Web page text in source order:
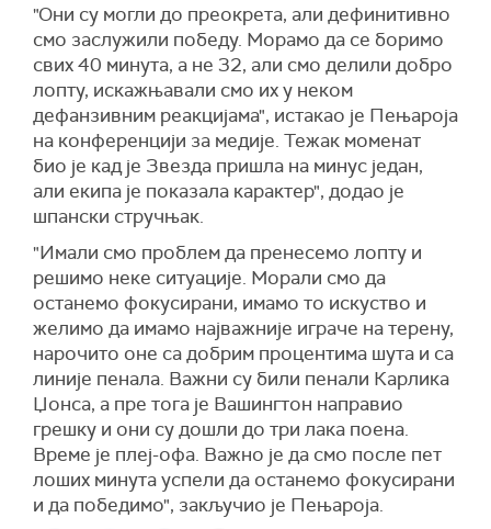
"Они су могли до преокрета, али дефинитивно
смо заслужили победу. Морамо да се боримо
свих 40 минута, а не 32, али смо делили добро
лопту, искажњавали смо их у неком
дефанзивним реакцијама", истакао је Пењароја
на конференцији за медије. Тежак моменат
био је кад је Звезда пришла на минус један,
али екипа је показала карактер", додао је
шпански стручњак.
"Имали смо проблем да пренесемо лопту и
решимо неке ситуације. Морали смо да
останемо фокусирани, имамо то искуство и
желимо да имамо најважније играче на терену,
нарочито оне са добрим процентима шута и са
линије пенала. Важни су били пенали Карлика
Џонса, а пре тога је Вашингтон направио
грешку и они су дошли до три лака поена.
Време је плеј-офа. Важно је да смо после пет
лоших минута успели да останемо фокусирани
и да победимо", закључио је Пењароја.